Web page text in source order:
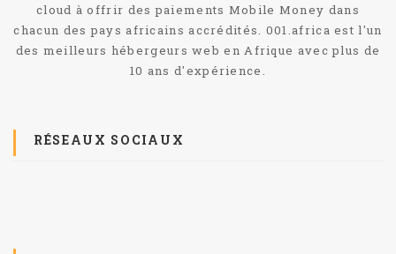
cloud à offrir des paiements Mobile Money dans
chacun des pays africains accrédités. 001.africa est l'un
des meilleurs hébergeurs web en Afrique avec plus de
10 ans d'expérience.
RÉSEAUX SOCIAUX